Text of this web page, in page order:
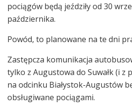
pociągów będą jeździły od 30
października.
Powód, to planowane na te dni
Zastępcza komunikacja
tylko z Augustowa do Suwałk (i z
na odcinku Białystok-Augustów
obsługiwane pociągami.